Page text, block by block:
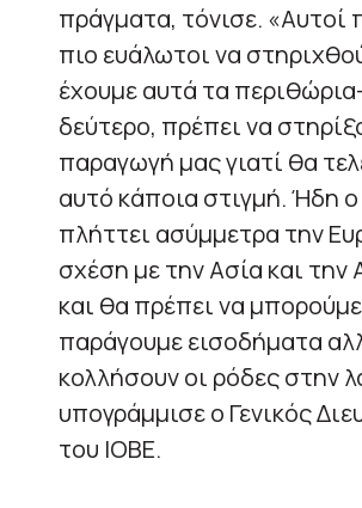
πράγματα, τόνισε. «Αυτοί
πιο ευάλωτοι να
έχουμε αυτά τα
δεύτερο, πρέπει να
παραγωγή μας γιατί θα
αυτό κάποια στιγμή. Ήδη
πλήττει ασύμμετρα την
σχέση με την Ασία και την
και θα πρέπει να
παράγουμε εισοδήματα
κολλήσουν οι ρόδες στην
υπογράμμισε ο Γενικός
του ΙΟΒΕ.